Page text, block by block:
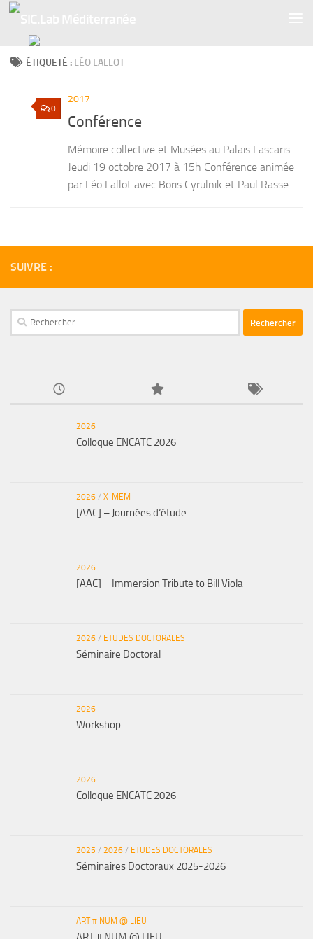
ÉTIQUETÉ : LÉO LALLOT
0
2017
Conférence
Mémoire collective et Musées au Palais Lascaris
Jeudi 19 octobre 2017 à 15h Conférence animée
par Léo Lallot avec Boris Cyrulnik et Paul Rasse
SUIVRE :
Rechercher :
2026
Colloque ENCATC 2026
2026 / X-MEM
[AAC] – Journées d’étude
2026
[AAC] – Immersion Tribute to Bill Viola
2026 / ETUDES DOCTORALES
Séminaire Doctoral
2026
Workshop
2026
Colloque ENCATC 2026
2025 / 2026 / ETUDES DOCTORALES
Séminaires Doctoraux 2025-2026
ART # NUM @ LIEU